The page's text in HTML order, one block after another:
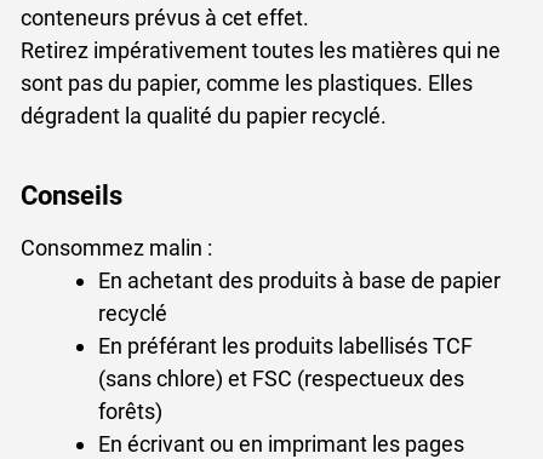
conteneurs prévus à cet effet.
Retirez impérativement toutes les matières qui ne
sont pas du papier, comme les plastiques. Elles
dégradent la qualité du papier recyclé.
Conseils
Consommez malin :
En achetant des produits à base de papier
recyclé
En préférant les produits labellisés TCF
(sans chlore) et FSC (respectueux des
forêts)
En écrivant ou en imprimant les pages